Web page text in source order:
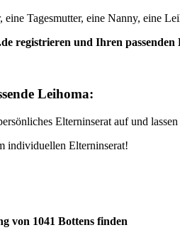
eine Tagesmutter, eine Nanny, eine
registrieren und Ihren passenden
Leihoma:
Elterninserat auf und
individuellen Elterninserat!
von 1041 Bottens finden